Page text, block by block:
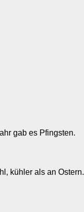
gab es Pfingsten.
kühler als an Ostern.